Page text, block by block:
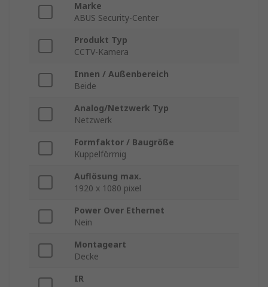
Marke
ABUS Security-Center
Produkt Typ
CCTV-Kamera
Innen / Außenbereich
Beide
Analog/Netzwerk Typ
Netzwerk
Formfaktor / Baugröße
Kuppelförmig
Auflösung max.
1920 x 1080 pixel
Power Over Ethernet
Nein
Montageart
Decke
IR